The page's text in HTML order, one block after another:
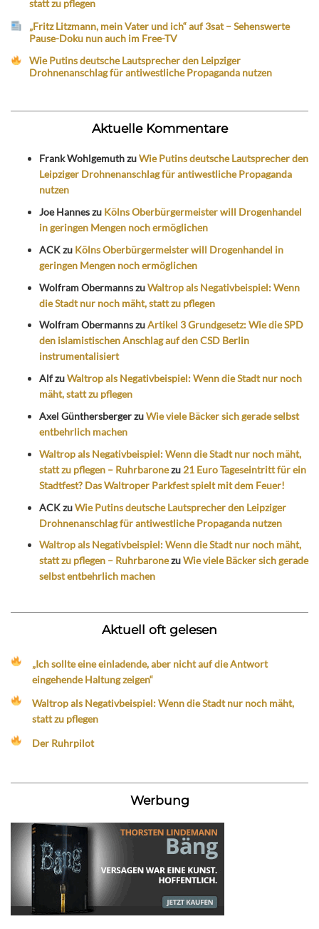
statt zu pflegen
„Fritz Litzmann, mein Vater und ich“ auf 3sat – Sehenswerte
Pause-Doku nun auch im Free-TV
Wie Putins deutsche Lautsprecher den Leipziger
Drohnenanschlag für antiwestliche Propaganda nutzen
Aktuelle Kommentare
Frank WohlgemuthzuWie Putins deutsche Lautsprecher den
Leipziger Drohnenanschlag für antiwestliche Propaganda
nutzen
Joe Hanneszu Kölns Oberbürgermeister will Drogenhandel
in geringen Mengen noch ermöglichen
ACKzu Kölns Oberbürgermeister will Drogenhandel in
geringen Mengen noch ermöglichen
Wolfram ObermannszuWaltrop als Negativbeispiel: Wenn
die Stadt nur noch mäht, statt zu pflegen
Wolfram ObermannszuArtikel 3 Grundgesetz: Wie die SPD
den islamistischen Anschlag auf den CSD Berlin
instrumentalisiert
AlfzuWaltrop als Negativbeispiel: Wenn die Stadt nur noch
mäht, statt zu pflegen
Axel GünthersbergerzuWie viele Bäcker sich gerade selbst
entbehrlich machen
Waltrop als Negativbeispiel: Wenn die Stadt nur noch mäht,
statt zu pflegen – Ruhrbaronezu 21 Euro Tageseintritt für ein
Stadtfest? Das Waltroper Parkfest spielt mit dem Feuer!
ACKzuWie Putins deutsche Lautsprecher den Leipziger
Drohnenanschlag für antiwestliche Propaganda nutzen
Waltrop als Negativbeispiel: Wenn die Stadt nur noch mäht,
statt zu pflegen – RuhrbaronezuWie viele Bäcker sich gerade
selbst entbehrlich machen
Aktuell oft gelesen
„Ich sollte eine einladende, aber nicht auf die Antwort
eingehende Haltung zeigen“
Waltrop als Negativbeispiel: Wenn die Stadt nur noch mäht,
statt zu pflegen
Der Ruhrpilot
Werbung